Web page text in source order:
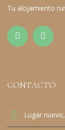
Tu alojamiento
CONTACTO
Lugar